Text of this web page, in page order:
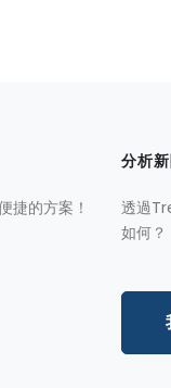
捷的方案！
分析
透過
如何？